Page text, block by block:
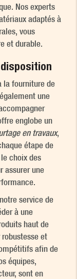
Nos experts
adaptés à
vous
et durable.
la fourniture de
une
englobe un
en travaux,
étape de
choix des
assurer une
service de
à une
haut de
et
afin de
équipes,
sont en